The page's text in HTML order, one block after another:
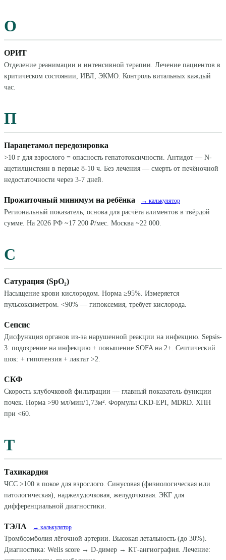
О
ОРИТ
Отделение реанимации и интенсивной терапии. Лечение пациентов в
критическом состоянии, ИВЛ, ЭКМО. Контроль витальных каждый
час.
П
Парацетамол передозировка
>10 г для взрослого = опасность гепатотоксичности. Антидот — N-
ацетилцистеин в первые 8-10 ч. Без лечения — смерть от печёночной
недостаточности через 3-7 дней.
Прожиточный минимум на ребёнка → калькулятор
Региональный показатель, основа для расчёта алиментов в твёрдой
сумме. На 2026 РФ ~17 200 ₽/мес. Москва ~22 000.
С
Сатурация (SpO₂)
Насыщение крови кислородом. Норма ≥95%. Измеряется
пульсоксиметром. <90% — гипоксемия, требует кислорода.
Сепсис
Дисфункция органов из-за нарушенной реакции на инфекцию. Sepsis-
3: подозрение на инфекцию + повышение SOFA на 2+. Септический
шок: + гипотензия + лактат >2.
СКФ
Скорость клубочковой фильтрации — главный показатель функции
почек. Норма >90 мл/мин/1,73м². Формулы CKD-EPI, MDRD. ХПН
при <60.
Т
Тахикардия
ЧСС >100 в покое для взрослого. Синусовая (физиологическая или
патологическая), наджелудочковая, желудочковая. ЭКГ для
дифференциальной диагностики.
ТЭЛА → калькулятор
Тромбоэмболия лёгочной артерии. Высокая летальность (до 30%).
Диагностика: Wells score → D-димер → КТ-ангиография. Лечение: